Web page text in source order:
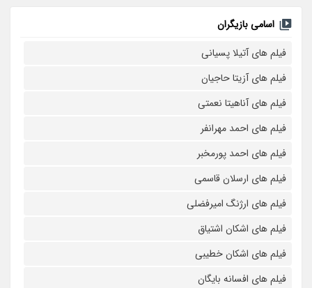
اسامی بازیگران
فیلم های آتیلا پسیانی
فیلم های آزیتا حاجیان
فیلم های آناهیتا نعمتی
فیلم های احمد مهرانفر
فیلم های احمد پورمخبر
فیلم های ارسلان قاسمی
فیلم های ارژنگ امیرفضلی
فیلم های اشکان اشتیاق
فیلم های اشکان خطیبی
فیلم های افسانه بایگان